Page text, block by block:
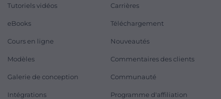
Tutoriels vidéos
eBooks
Cours en ligne
Modèles
Galerie de conception
Intégrations
Carrières
Téléchargement
Nouveautés
Commentaires des clients
Communauté
Programme d'affiliation